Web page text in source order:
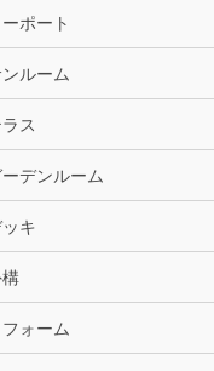
ポート
ルーム
ス
デンルーム
キ
ォーム